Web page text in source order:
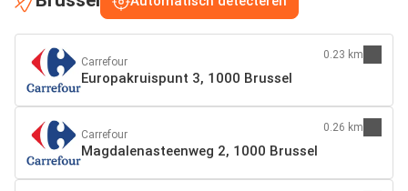
Carrefour
Europakruispunt 3, 1000 Brussel
0.23 km
Carrefour
Magdalenasteenweg 2, 1000 Brussel
0.26 km